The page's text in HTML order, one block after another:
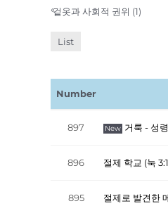
«겉옷과 사회적 권위 (1)
List
Number
897 New 거룩 - 성
896 절제 학교 (눅
895 절제로 발견한